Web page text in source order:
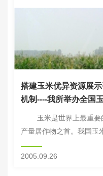
搭建玉米优异资源展
机制----我所举办全国
玉米是世界上最重要
产量居作物之首。我国玉
位，在保障我国粮食安全
收入等方面正在发挥越来
2005.09.26